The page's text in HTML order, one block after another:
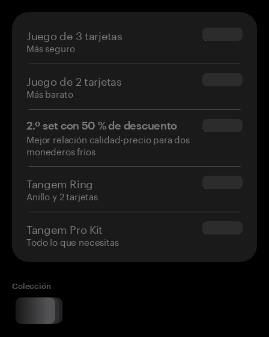
Juego de 3 tarjetas
Más seguro
$69.90
Juego de 2 tarjetas
Más barato
$54.90
2.º set con 50 % de descuento
Mejor relación calidad-precio para dos
monederos fríos
$34.95
Tangem Ring
Anillo y 2 tarjetas
$160.00
Tangem Pro Kit
Todo lo que necesitas
$180.00
Colección